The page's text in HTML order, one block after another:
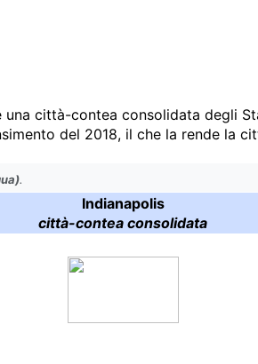
una città-contea consolidata degli
del 2018, il che la rende la
.
Indianapolis
città-contea consolidata